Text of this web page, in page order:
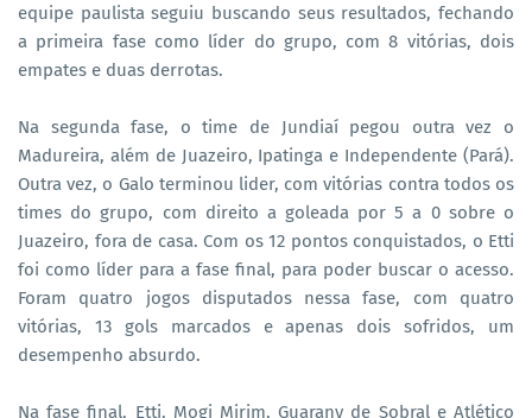
equipe paulista seguiu buscando seus resultados, fechando
a primeira fase como líder do grupo, com 8 vitórias, dois
empates e duas derrotas.
Na segunda fase, o time de Jundiaí pegou outra vez o
Madureira, além de Juazeiro, Ipatinga e Independente (Pará).
Outra vez, o Galo terminou lider, com vitórias contra todos os
times do grupo, com direito a goleada por 5 a 0 sobre o
Juazeiro, fora de casa. Com os 12 pontos conquistados, o Etti
foi como líder para a fase final, para poder buscar o acesso.
Foram quatro jogos disputados nessa fase, com quatro
vitórias, 13 gols marcados e apenas dois sofridos, um
desempenho absurdo.
Na fase final, Etti, Mogi Mirim, Guarany de Sobral e Atlético